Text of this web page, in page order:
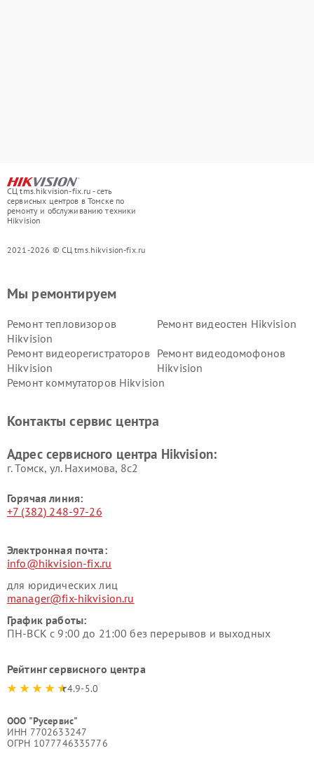
СЦ tms.hikvision-fix.ru - сеть
сервисных центров в Томске по
ремонту и обслуживанию техники
Hikvision
2021-2026 © СЦ tms.hikvision-fix.ru
Мы ремонтируем
Ремонт тепловизоров
Hikvision
Ремонт видеостен Hikvision
Ремонт видеорегистраторов
Hikvision
Ремонт видеодомофонов
Hikvision
Ремонт коммутаторов Hikvision
Контакты сервис центра
Адрес сервисного центра Hikvision:
г. Томск, ул. Нахимова, 8с2
Горячая линия:
+7 (382) 248-97-26
Электронная почта:
info@hikvision-fix.ru
для юридических лиц
manager@fix-hikvision.ru
График работы:
ПН-ВСК с 9:00 до 21:00 без перерывов и выходных
Рейтинг сервисного центра
4.9-5.0
ООО "Русервис"
ИНН 7702633247
ОГРН 1077746335776